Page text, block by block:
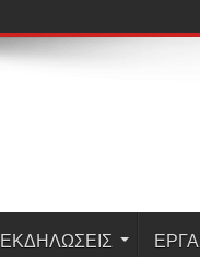
ΕΚΔΗΛΏΣΕΙΣ